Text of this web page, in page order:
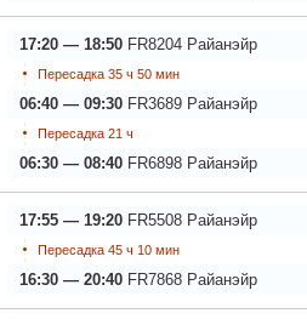
17:20 — 18:50 FR8204 Райанэйр
Пересадка 35 ч 50 мин
06:40 — 09:30 FR3689 Райанэйр
Пересадка 21 ч
06:30 — 08:40 FR6898 Райанэйр
17:55 — 19:20 FR5508 Райанэйр
Пересадка 45 ч 10 мин
16:30 — 20:40 FR7868 Райанэйр